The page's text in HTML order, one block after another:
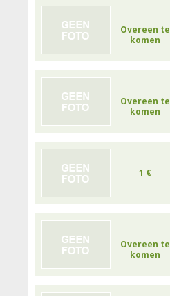
Overeen te
komen
Overeen te
komen
1 €
Overeen te
komen